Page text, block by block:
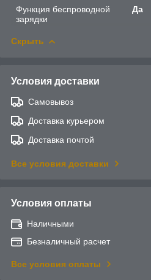
Функция беспроводной
зарядки
Да
Скрыть
Условия доставки
Самовывоз
Доставка курьером
Доставка почтой
Все условия доставки
Условия оплаты
Наличными
Безналичный расчет
Все условия оплаты